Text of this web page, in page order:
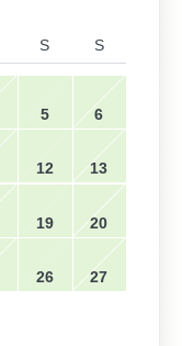
S S
5 6
12 13
19 20
26 27